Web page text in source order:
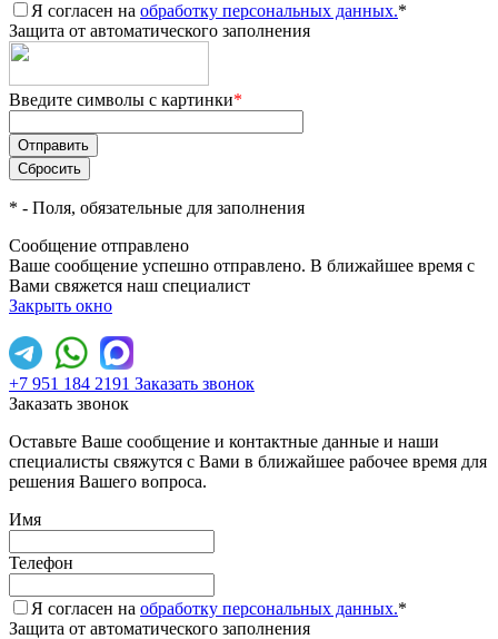
Я согласен на обработку персональных данных.*
Защита от автоматического заполнения
Введите символы с картинки*
* - Поля, обязательные для заполнения
Сообщение отправлено
Ваше сообщение успешно отправлено. В ближайшее время с
Вами свяжется наш специалист
Закрыть окно
+7 951 184 2191 Заказать звонок
Заказать звонок
Оставьте Ваше сообщение и контактные данные и наши
специалисты свяжутся с Вами в ближайшее рабочее время для
решения Вашего вопроса.
Имя
Телефон
Я согласен на обработку персональных данных.*
Защита от автоматического заполнения